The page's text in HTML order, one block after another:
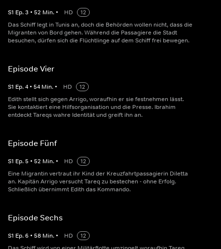
S1 Ep.3 • 52 Min. • HD
12
Das Schiff legt in Tunis an, doch die Behörden wollen nicht, dass die
Migranten von Bord gehen. Während die Passagiere die Stadt
besuchen, dürfen sich die Flüchtlinge auf dem Schiff frei bewegen.
Episode Vier
S1 Ep.4 • 54 Min. • HD
12
Edith stellt sich gegen Arrigo, woraufhin er sie festnehmen lässt.
Sie kontaktiert eine Hilfsorganisation und die Presse. Ibrahim
entdeckt Tareqs wahre Identität und greift ihn an.
Episode Fünf
S1 Ep.5 • 52 Min. • HD
12
Eine Migrantin vertraut ihr Kind der Kreuzfahrtpassagierin Diletta
an. Kapitän Arrigo versucht Tareq zu bestechen - ohne Erfolg.
Schließlich übernimmt Edith das Kommando.
Episode Sechs
S1 Ep.6 • 58 Min. • HD
12